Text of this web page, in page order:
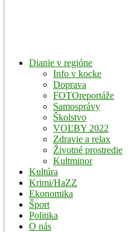
Dianie v regióne
Info v kocke
Doprava
FOTOreportáže
Samosprávy
Školstvo
VOĽBY 2022
Zdravie a relax
Životné prostredie
Kultminor
Kultúra
Krimi/HaZZ
Ekonomika
Šport
Politika
O nás